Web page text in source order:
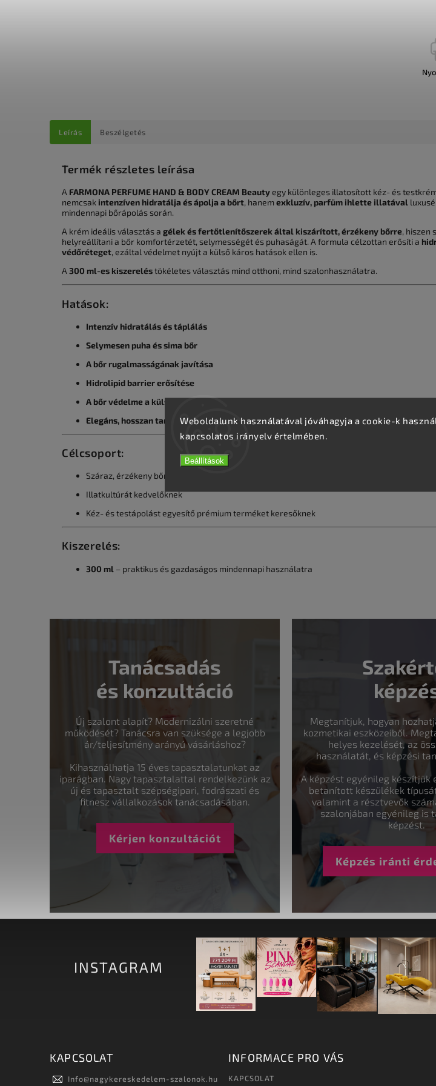
Weboldalunk használatával jóváhagyja a cookie-k
kapcsolatos irányelv értelmében.
Beállítások
Leírás Beszélgetés
Termék részletes leírása
A FARMONA PERFUME HAND & BODY CREAM Beautyegy különleges illatosított kéz- és
nemcsak intenzíven hidratálja és ápolja a bőrt, hanemexkluzív, parfüm ihlette illatával
mindennapi bőrápolás során.
A krém ideális választás a gélek és fertőtlenítőszerek által kiszárított, érzékeny bőrre, hiszen
helyreállítani a bőr komfortérzetét, selymességét és puhaságát. A formula célzottan erősíti a
védőréteget, ezáltal védelmet nyújt a külső káros hatások ellen is.
A 300 ml-es kiszereléstökéletes választás mind otthoni, mind szalonhasználatra.
Hatások:
Intenzív hidratálás és táplálás
Selymesen puha és sima bőr
A bőr rugalmasságának javítása
Hidrolipid barrier erősítése
A bőr védelme a külső káros hatásokkal szemben
Elegáns, hosszan tartó illat
Célcsoport:
Száraz, érzékeny bőrre
Illatkultúrát kedvelőknek
Kéz- és testápolást egyesítő prémium terméket keresőknek
Kiszerelés:
300 ml – praktikus és gazdaságos mindennapi használatra
Tanácsadás
és konzultáció
Új szalont alapít? Modernizálni szeretné
működését? Tanácsra van szüksége a legjobb
ár/teljesítmény arányú vásárláshoz?
Kihasználhatja 15 éves tapasztalatunkat az
iparágban. Nagy tapasztalattal rendelkezünk az
új és tapasztalt szépségipari, fodrászati és
fitnesz vállalkozások tanácsadásában.
Kérjen konzultációt
Megtanítjuk, hogyan
kozmetikai eszközeiből.
helyes kezelését, az
használatát, és képzési
A képzést egyénileg készítjük
betanított készülékek
valamint a résztvevők
szalonjában egyénileg is
képzést.
Képzés iránti
INSTAGRAM
KAPCSOLAT
Info@nagykereskedelem-szalonok.hu
INFORMACE PRO VÁS
KAPCSOLAT